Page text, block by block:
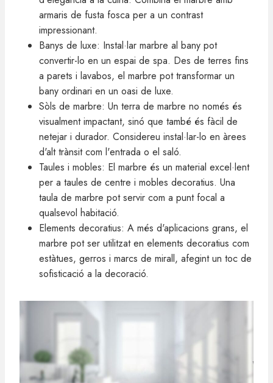
armaris de fusta fosca per a un contrast
impressionant.
Banys de luxe: Instal·lar marbre al bany pot
convertir-lo en un espai de spa. Des de terres fins
a parets i lavabos, el marbre pot transformar un
bany ordinari en un oasi de luxe.
Sòls de marbre: Un terra de marbre no només és
visualment impactant, sinó que també és fàcil de
netejar i durador. Considereu instal·lar-lo en àrees
d'alt trànsit com l'entrada o el saló.
Taules i mobles: El marbre és un material excel·lent
per a taules de centre i mobles decoratius. Una
taula de marbre pot servir com a punt focal a
qualsevol habitació.
Elements decoratius: A més d'aplicacions grans, el
marbre pot ser utilitzat en elements decoratius com
estàtues, gerros i marcs de mirall, afegint un toc de
sofisticació a la decoració.